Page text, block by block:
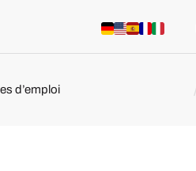
d’emploi